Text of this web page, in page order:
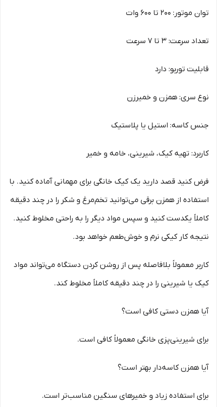
توان موتور: 200 تا 600 وات
تعداد سرعت: 3 تا 7 سرعت
قابلیت توربو: دارد
نوع سری: همزن و خمیرزن
جنس کاسه: استیل یا پلاستیک
کاربرد: تهیه کیک، شیرینی، خامه و خمیر
فرض کنید قصد دارید یک کیک خانگی برای مهمانی آماده کنید. با
استفاده از همزن برقی می‌توانید تخم‌مرغ و شکر را در چند دقیقه
کاملاً یکدست کنید و سپس مواد دیگر را به راحتی مخلوط کنید.
نتیجه کار کیکی نرم و خوش‌طعم خواهد بود.
کاربر معمولاً بلافاصله پس از روشن کردن دستگاه می‌تواند مواد
کیک یا شیرینی را در چند دقیقه کاملاً مخلوط کند.
آیا همزن دستی کافی است؟
برای شیرینی‌پزی خانگی معمولاً کافی است.
آیا همزن کاسه‌دار بهتر است؟
برای استفاده زیاد و خمیرهای سنگین مناسب‌تر است.